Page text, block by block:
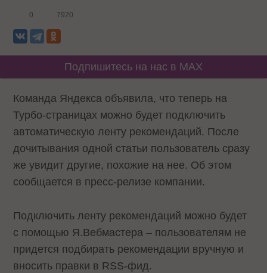
0 7920
Подпишитесь на нас в MAX
Команда Яндекса объявила, что теперь на
Турбо-страницах можно будет подключить
автоматическую ленту рекомендаций. После
дочитывания одной статьи пользователь сразу
же увидит другие, похожие на нее. Об этом
сообщается в пресс-релизе компании.
Подключить ленту рекомендаций можно будет
с помощью Я.Вебмастера – пользователям не
придется подбирать рекомендации вручную и
вносить правки в RSS-фид.